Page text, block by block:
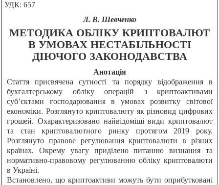
УДК: 657
Л. В. Шевченко
МЕТОДИКА ОБЛІКУ КРИПТОВАЛЮТ
В УМОВАХ НЕСТАБІЛЬНОСТІ
ДІЮЧОГО ЗАКОНОДАВСТВА
Анотація
Стаття присвячена сутності та порядку відображення в
бухгалтерському обліку операцій з криптоактивами
суб’єктами господарювання в умовах розвитку світової
економіки. Розглянуто криптовалюту як різновид цифрових
грошей. Охарактеризовано найвідоміші види криптовалют
та стан криптовалютного ринку протягом 2019 року.
Розглянуто правове регулювання криптовалюти в різних
країнах. Окрему увагу приділено питанню визнання та
нормативно-правовому регулюванню обліку криптовалюти
в Україні.
Встановлено, що криптоактиви можуть бути оприбутковані